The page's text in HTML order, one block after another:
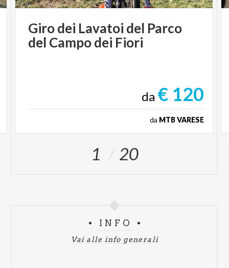
Girodei Lavatoi del Parco
del Campodei Fiori
da € 120
da MTB VARESE
1 20
INFO
Vai alle info generali